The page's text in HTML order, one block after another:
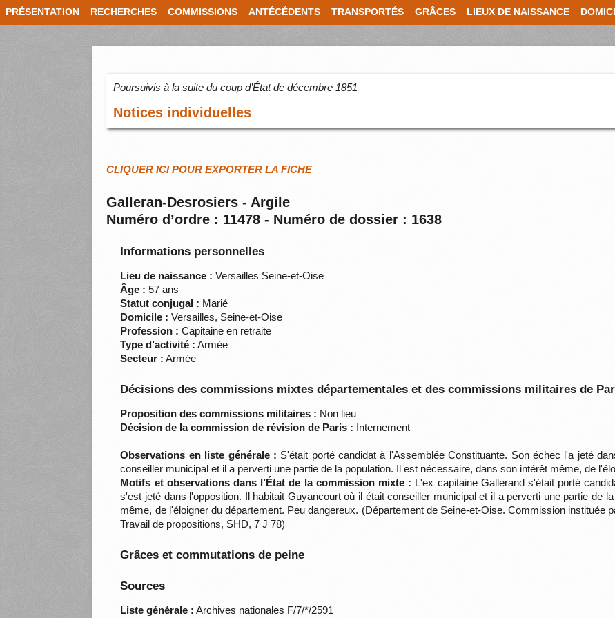
PRÉSENTATION RECHERCHES COMMISSIONS ANTÉCÉDENTS TRANSPORTÉS GRÂCES LIEUX DE NAISSANCE
Poursuivis à la suite du coup d’État de décembre 1851
Notices individuelles
CLIQUER ICI POUR EXPORTER LA FICHE
Galleran-Desrosiers - Argile
Numéro d’ordre : 11478 - Numéro de dossier : 1638
Informations personnelles
Lieu de naissance : Versailles Seine-et-Oise
Âge : 57 ans
Statut conjugal : Marié
Domicile : Versailles, Seine-et-Oise
Profession : Capitaine en retraite
Type d’activité : Armée
Secteur : Armée
Décisions des commissions mixtes départementales et des commissions militaires de
Proposition des commissions militaires : Non lieu
Décision de la commission de révision de Paris : Internement
Observations en liste générale : S'était porté candidat à l'Assemblée Constituante. Son échec l'a jeté
conseiller municipal et il a perverti une partie de la population. Il est nécessaire, dans son intérêt même, de
Motifs et observations dans l’État de la commission mixte : L'ex capitaine Gallerand s'était porté
s'est jeté dans l'opposition. Il habitait Guyancourt où il était conseiller municipal et il a perverti une partie de
même, de l'éloigner du département. Peu dangereux. (Département de Seine-et-Oise. Commission instituée
Travail de propositions, SHD, 7 J 78)
Grâces et commutations de peine
Sources
Liste générale : Archives nationales F/7/*/2591